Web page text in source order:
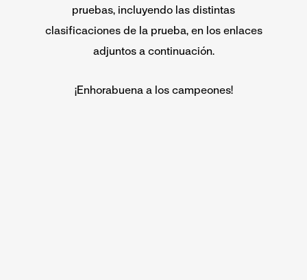
pruebas, incluyendo las distintas
clasificaciones de la prueba, en los enlaces
adjuntos a continuación.
¡Enhorabuena a los campeones!